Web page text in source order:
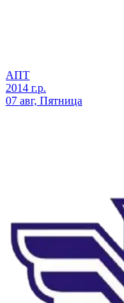
АПТ
2014 г.р.
07 авг, Пятница